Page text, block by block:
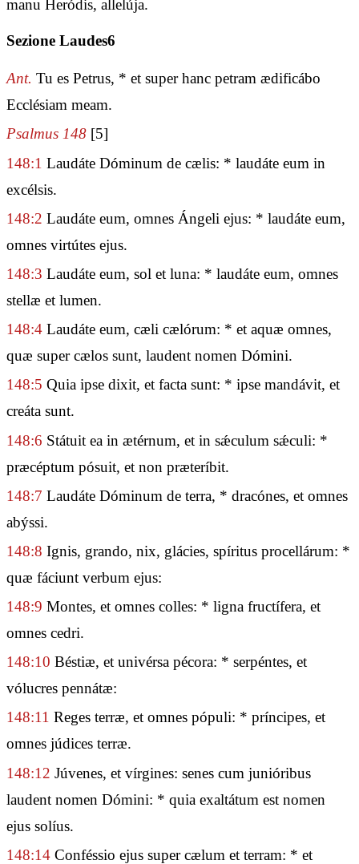
manu Heródis, allelúja.
Sezione Laudes6
Ant. Tu es Petrus, * et super hanc petram ædificábo
Ecclésiam meam.
Psalmus 148 [5]
148:1 Laudáte Dóminum de cælis: * laudáte eum in
excélsis.
148:2 Laudáte eum, omnes Ángeli ejus: * laudáte eum,
omnes virtútes ejus.
148:3 Laudáte eum, sol et luna: * laudáte eum, omnes
stellæ et lumen.
148:4 Laudáte eum, cæli cælórum: * et aquæ omnes,
quæ super cælos sunt, laudent nomen Dómini.
148:5 Quia ipse dixit, et facta sunt: * ipse mandávit, et
creáta sunt.
148:6 Státuit ea in ætérnum, et in sǽculum sǽculi: *
præcéptum pósuit, et non præteríbit.
148:7 Laudáte Dóminum de terra, * dracónes, et omnes
abýssi.
148:8 Ignis, grando, nix, glácies, spíritus procellárum: *
quæ fáciunt verbum ejus:
148:9 Montes, et omnes colles: * ligna fructífera, et
omnes cedri.
148:10 Béstiæ, et univérsa pécora: * serpéntes, et
vólucres pennátæ:
148:11 Reges terræ, et omnes pópuli: * príncipes, et
omnes júdices terræ.
148:12 Júvenes, et vírgines: senes cum junióribus
laudent nomen Dómini: * quia exaltátum est nomen
ejus solíus.
148:14 Conféssio ejus super cælum et terram: * et